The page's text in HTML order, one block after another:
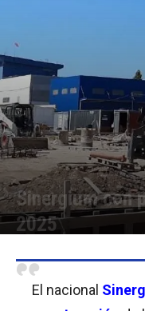
Sinergium con
2025
El nacional